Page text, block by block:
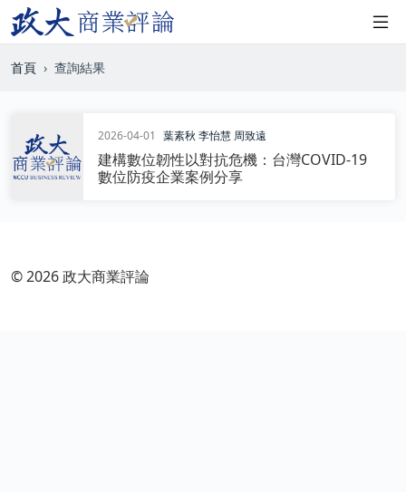
首頁 查詢結果
2026-04-01 葉素秋 李怡慧 周致遠
建構數位韌性以對抗危機：台灣COVID-19
數位防疫企業案例分享
© 2026 政大商業評論